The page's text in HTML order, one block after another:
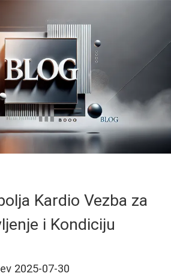
Kardio Vezba za
i Kondiciju
2025-07-30